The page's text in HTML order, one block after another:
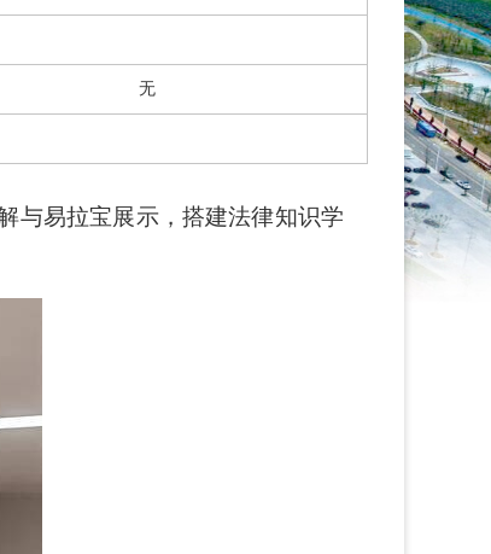
无
与易拉宝展示，搭建法律知识学